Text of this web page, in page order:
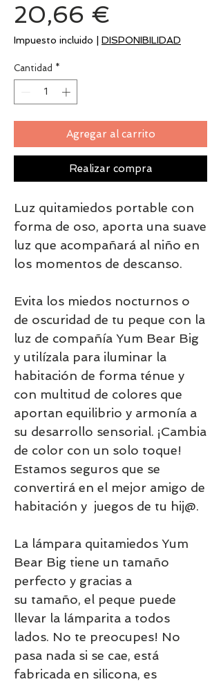
20,66 €
de
Impuesto incluido DISPONIBILIDAD
Cantidad *
Agregar al carrito
Realizar compra
Luz quitamiedos portable con
forma de oso, aporta una suave
luz que acompañará al niño en
los momentos de descanso.
Evita los miedos nocturnos o
de oscuridad de tu peque con la
luz de compañía Yum Bear Big
y utilízala para iluminar la
habitación de forma ténue y
con multitud de colores que
aportan equilibrio y armonía a
su desarrollo sensorial. ¡Cambia
de color con un solo toque!
Estamos seguros que se
convertirá en el mejor amigo de
habitación y juegos de tu hij@.
La lámpara quitamiedos Yum
Bear Big tiene un tamaño
perfecto y gracias a
su tamaño, el peque puede
llevar la lámparita a todos
lados. No te preocupes! No
pasa nada si se cae, está
fabricada en silicona, es